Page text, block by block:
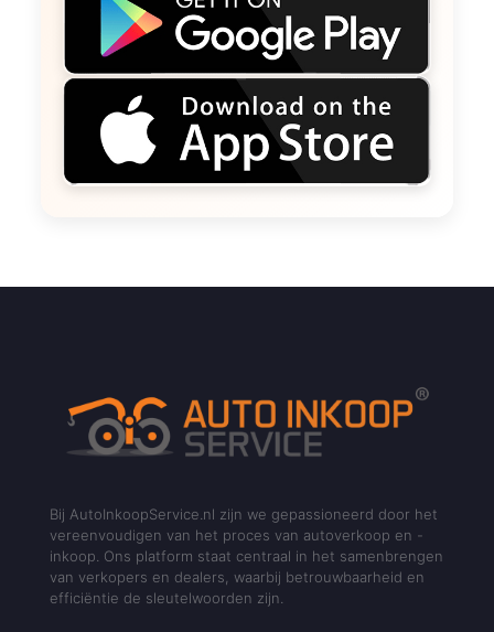
Bij AutoInkoopService.nl zijn we gepassioneerd door het
vereenvoudigen van het proces van autoverkoop en -
inkoop. Ons platform staat centraal in het samenbrengen
van verkopers en dealers, waarbij betrouwbaarheid en
efficiëntie de sleutelwoorden zijn.